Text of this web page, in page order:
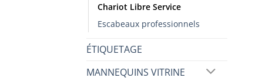
Chariot Libre Service
Escabeaux professionnels
ÉTIQUETAGE
MANNEQUINS VITRINE